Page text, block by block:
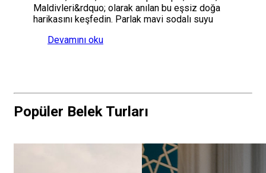
Maldivleri&rdquo; olarak anılan bu eşsiz doğa
harikasını keşfedin. Parlak mavi sodalı suyu
Devamını oku
Popüler Belek Turları